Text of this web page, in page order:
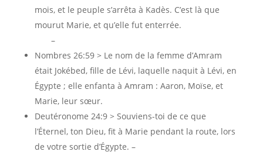
mois, et le peuple s’arrêta à Kadès. C’est là que
mourut Marie, et qu’elle fut enterrée.
–
Nombres 26:59 > Le nom de la femme d’Amram
était Jokébed, fille de Lévi, laquelle naquit à Lévi, en
Égypte ; elle enfanta à Amram : Aaron, Moïse, et
Marie, leur sœur.
Deutéronome 24:9 > Souviens-toi de ce que
l’Éternel, ton Dieu, fit à Marie pendant la route, lors
de votre sortie d’Égypte. –